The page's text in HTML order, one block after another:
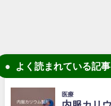
よく読まれている記事